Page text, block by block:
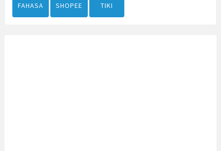
FAHASA SHOPEE TIKI